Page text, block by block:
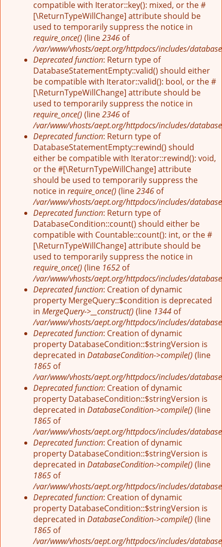
compatible with Iterator::key(): mixed, or the #
[\ReturnTypeWillChange] attribute should be
used to temporarily suppress the notice in
require_once() (line2346 of
/var/www/vhosts/aept.org/httpdocs/includes/
Deprecated function: Return type of
DatabaseStatementEmpty::valid() should either
be compatible with Iterator::valid(): bool, or the #
[\ReturnTypeWillChange] attribute should be
used to temporarily suppress the notice in
require_once() (line2346 of
/var/www/vhosts/aept.org/httpdocs/includes/
Deprecated function: Return type of
DatabaseStatementEmpty::rewind() should
either be compatible with Iterator::rewind(): void,
or the #[\ReturnTypeWillChange] attribute
should be used to temporarily suppress the
notice in require_once() (line2346 of
/var/www/vhosts/aept.org/httpdocs/includes/
Deprecated function: Return type of
DatabaseCondition::count() should either be
compatible with Countable::count(): int, or the #
[\ReturnTypeWillChange] attribute should be
used to temporarily suppress the notice in
require_once() (line 1652 of
/var/www/vhosts/aept.org/httpdocs/includes/
Deprecated function: Creation of dynamic
property MergeQuery::$condition is deprecated
in MergeQuery->__construct() (line 1344 of
/var/www/vhosts/aept.org/httpdocs/includes/
Deprecated function: Creation of dynamic
property DatabaseCondition::$stringVersion is
deprecated in DatabaseCondition->compile() (line
1865 of
/var/www/vhosts/aept.org/httpdocs/includes/
Deprecated function: Creation of dynamic
property DatabaseCondition::$stringVersion is
deprecated in DatabaseCondition->compile() (line
1865 of
/var/www/vhosts/aept.org/httpdocs/includes/
Deprecated function: Creation of dynamic
property DatabaseCondition::$stringVersion is
deprecated in DatabaseCondition->compile() (line
1865 of
/var/www/vhosts/aept.org/httpdocs/includes/
Deprecated function: Creation of dynamic
property DatabaseCondition::$stringVersion is
deprecated in DatabaseCondition->compile() (line
1865 of
/var/www/vhosts/aept.org/httpdocs/includes/